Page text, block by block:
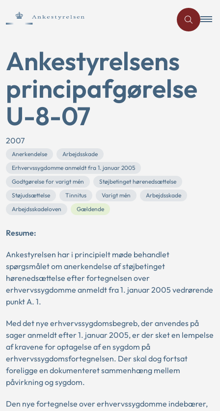
Ankestyrelsens
principafgørelse
U-8-07
2007
Anerkendelse
Arbejdsskade
Erhvervssygdomme anmeldt fra 1. januar 2005
Godtgørelse for varigt mén
Støjbetinget hørenedsættelse
Støjudsættelse
Tinnitus Varigt mén
Arbejdsskade
Arbejdsskadeloven
Gældende
Resume:
Ankestyrelsen har i principielt møde behandlet
spørgsmålet om anerkendelse af støjbetinget
hørenedsættelse efter fortegnelsen over
erhvervssygdomme anmeldt fra 1. januar 2005 vedrørende
punkt A. 1.
Med det nye erhvervssygdomsbegreb, der anvendes på
sager anmeldt efter 1. januar 2005, er der sket en lempelse
af kravene for optagelse af en sygdom på
erhvervssygdomsfortegnelsen. Der skal dog fortsat
foreligge en dokumenteret sammenhæng mellem
påvirkning og sygdom.
Den nye fortegnelse over erhvervssygdomme indebærer,